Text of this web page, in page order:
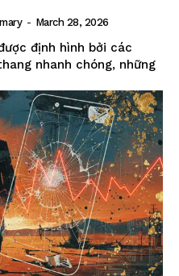
- March 28, 2026
định hình bởi các
nhanh chóng, những